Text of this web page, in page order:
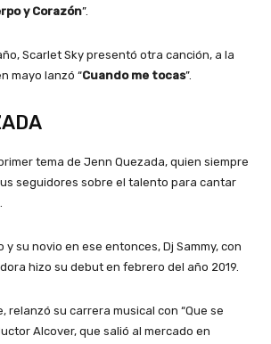
y Corazón”.
Scarlet Sky presentó otra canción, a la
mayo lanzó “Cuando me tocas”.
tema de Jenn Quezada, quien siempre
seguidores sobre el talento para cantar
y su novio en ese entonces, Dj Sammy, con
hizo su debut en febrero del año 2019.
relanzó su carrera musical con “Que se
Alcover, que salió al mercado en